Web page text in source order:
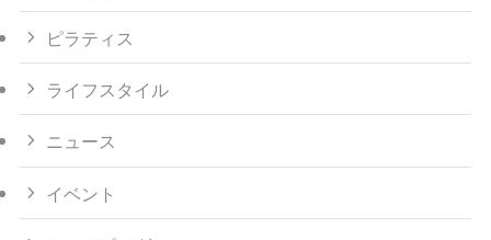
ピラティス
ライフスタイル
ニュース
イベント